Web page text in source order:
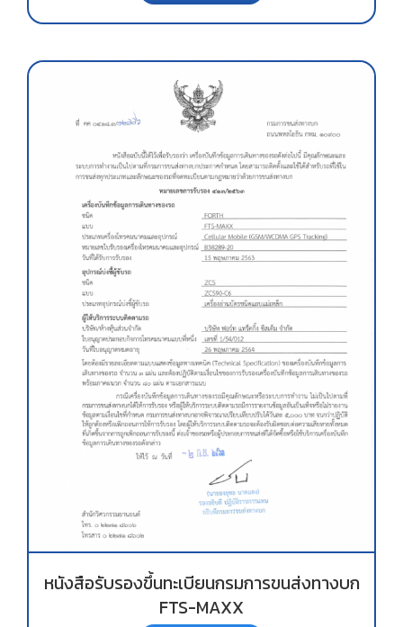
หนังสือรับรองขึ้นทะเบียนกรมการขนส่งทางบก
FTS-MAXX